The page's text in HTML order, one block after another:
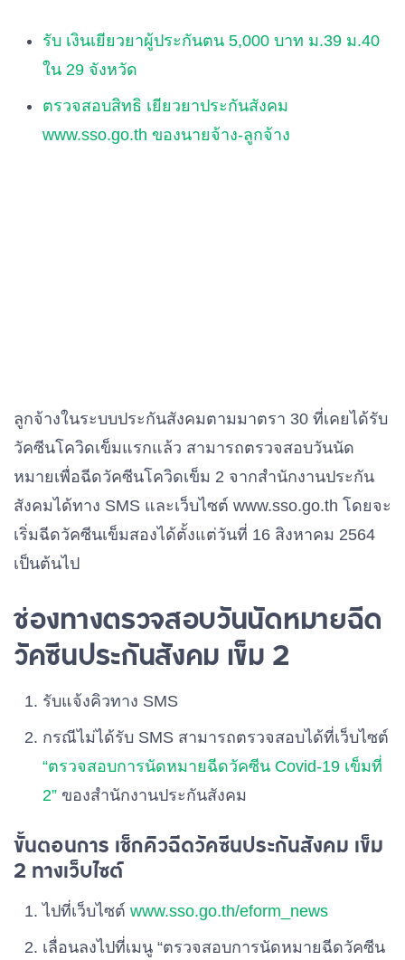
รับ เงินเยียวยาผู้ประกันตน 5,000 บาท ม.39 ม.40
ใน 29 จังหวัด
ตรวจสอบสิทธิ เยียวยาประกันสังคม
www.sso.go.th ของนายจ้าง-ลูกจ้าง
ลูกจ้างในระบบประกันสังคมตามมาตรา 30 ที่เคยได้รับ
วัคซีนโควิดเข็มแรกแล้ว สามารถตรวจสอบวันนัด
หมายเพื่อฉีดวัคซีนโควิดเข็ม 2 จากสำนักงานประกัน
สังคมได้ทาง SMS และเว็บไซต์ www.sso.go.th โดยจะ
เริ่มฉีดวัคซีนเข็มสองได้ตั้งแต่วันที่ 16 สิงหาคม 2564
เป็นต้นไป
ช่องทางตรวจสอบวันนัดหมายฉีด
วัคซีนประกันสังคม เข็ม 2
รับแจ้งคิวทาง SMS
กรณีไม่ได้รับ SMS สามารถตรวจสอบได้ที่เว็บไซต์
“ตรวจสอบการนัดหมายฉีดวัคซีน Covid-19 เข็มที่
2” ของสำนักงานประกันสังคม
ขั้นตอนการ เช็กคิวฉีดวัคซีนประกันสังคม เข็ม
2 ทางเว็บไซต์
ไปที่เว็บไซต์ www.sso.go.th/eform_news
เลื่อนลงไปที่เมนู “ตรวจสอบการนัดหมายฉีดวัคซีน